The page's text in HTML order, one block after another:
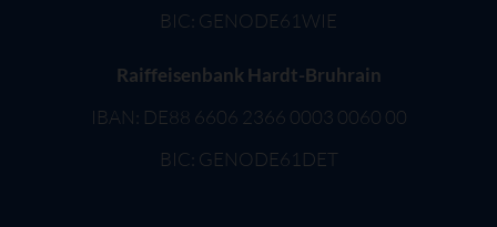
BIC: GENODE61WIE
Raiffeisenbank Hardt-Bruhrain
IBAN: DE88 6606 2366 0003 0060 00
BIC: GENODE61DET